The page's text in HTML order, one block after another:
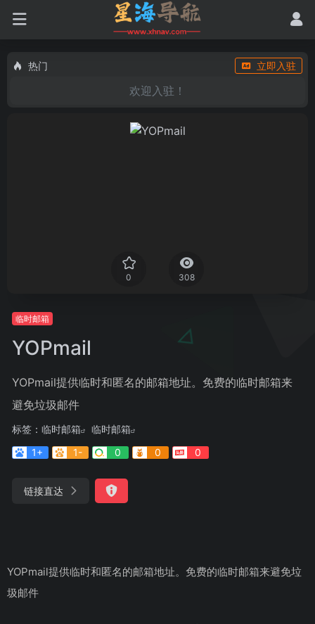
热门 立即入驻
欢迎入驻！
0 308
临时邮箱
YOPmail
YOPmail提供临时和匿名的邮箱地址。免费的临时邮箱来
避免垃圾邮件
标签： 临时邮箱
临时邮箱
1+
1- 0 0 0
链接直达
YOPmail提供临时和匿名的邮箱地址。免费的临时邮箱来避免垃
圾邮件